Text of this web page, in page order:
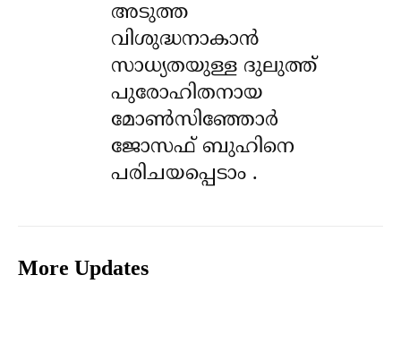
അടുത്ത
വിശുദ്ധനാകാൻ
സാധ്യതയുള്ള ദുലുത്ത്
പുരോഹിതനായ
മോൺസിഞ്ഞോർ
ജോസഫ് ബുഹിനെ
പരിചയപ്പെടാം .
More Updates